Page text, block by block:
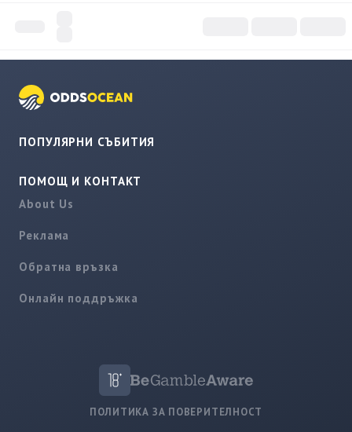
ПОПУЛЯРНИ СЪБИТИЯ
ПОМОЩ И КОНТАКТ
About Us
Реклама
Обратна връзка
Онлайн поддръжка
ПОЛИТИКА ЗА ПОВЕРИТЕЛНОСТ